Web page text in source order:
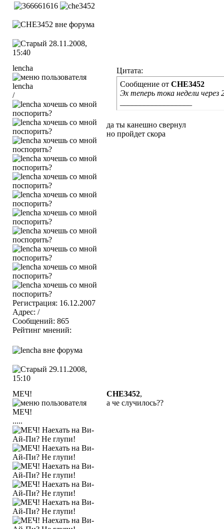
28.11.2008,
15:40
lencha
/
Регистрация: 16.12.2007
Адрес: /
Сообщений: 865
Рейтинг мнений:
Цитата:
Сообщение от CHE3452
Эх теперь тока недели через
да ты канешно свернул
но пройдет скора
29.11.2008,
15:10
МЕЧ!
.....
CHE3452,
а че случилось??